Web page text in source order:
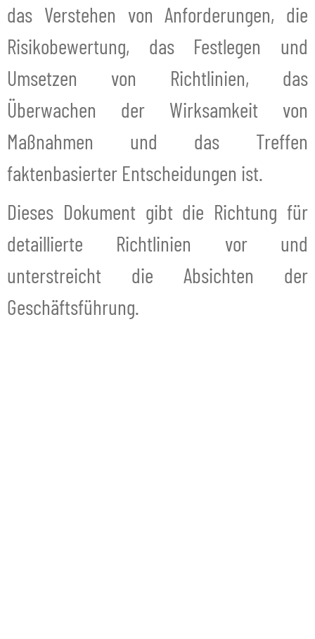
das Verstehen von Anforderungen, die
Risikobewertung, das Festlegen und
Umsetzen von Richtlinien, das
Überwachen der Wirksamkeit von
Maßnahmen und das Treffen
faktenbasierter Entscheidungen ist.
Dieses Dokument gibt die Richtung für
detaillierte Richtlinien vor und
unterstreicht die Absichten der
Geschäftsführung.